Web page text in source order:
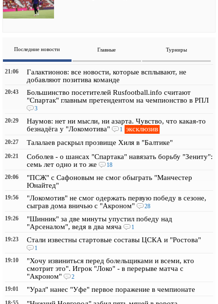
Последние новости Главные Турниры
21:06
Галактионов: все новости, которые всплывают, не
добавляют позитива команде
20:43
Большинство посетителей Rusfootball.info считают
"Спартак" главным претендентом на чемпионство в РПЛ
3
20:29
Наумов: нет ни мысли, ни азарта. Чувство, что какая-то
безнадёга у "Локомотива"
1 эксклюзив
20:27 Талалаев раскрыл прозвище Хиля в "Балтике"
20:21
Соболев - о шансах "Спартака" навязать борьбу "Зениту":
семь лет одно и то же
18
20:06
"ПСЖ" с Сафоновым не смог обыграть "Манчестер
Юнайтед"
19:56
"Локомотив" не смог одержать первую победу в сезоне,
сыграв дома вничью с "Акроном"
28
19:26
"Шинник" за две минуты упустил победу над
"Арсеналом", ведя в два мяча
1
19:23
Стали известны стартовые составы ЦСКА и "Ростова"
1
19:10
"Хочу извиниться перед болельщиками и всеми, кто
смотрит это". Игрок "Локо" - в перерыве матча с
"Акроном"
2
19:01
"Урал" нанес "Уфе" первое поражение в чемпионате